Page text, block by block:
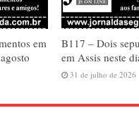
em
B117 – Dois
em Assis neste
31 de julho de 2026